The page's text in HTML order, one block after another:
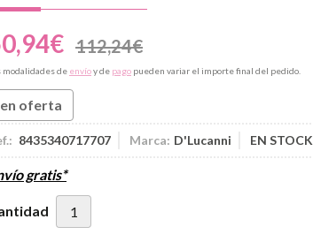
€ 112,24€
modalidades de envíoy de pago pueden variar el importe final del pedido.
en oferta
8435340717707 Marca: D'Lucanni EN STOCK
gratis*